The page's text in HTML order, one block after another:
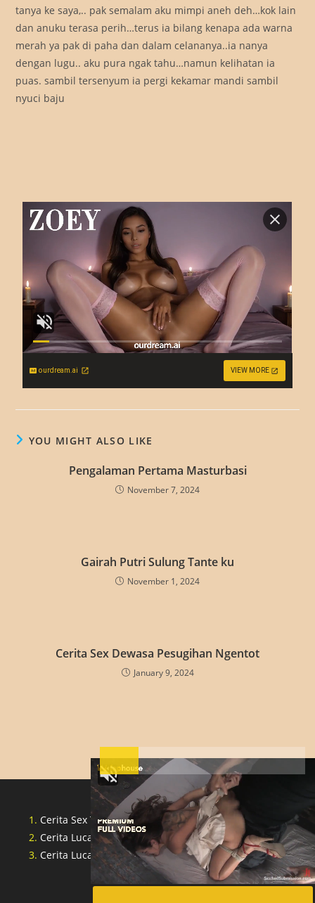
tanya ke saya,.. pak semalam aku mimpi aneh deh…kok lain
dan anuku terasa perih…terus ia bilang kenapa ada warna
merah ya pak di paha dan dalam celananya..ia nanya
dengan lugu.. aku pura ngak tahu…namun kelihatan ia
puas. sambil tersenyum ia pergi kekamar mandi sambil
nyuci baju
ourdream.ai VIEW MORE
YOU MIGHT ALSO LIKE
Pengalaman Pertama Masturbasi
November 7, 2024
Gairah Putri Sulung Tante ku
November 1, 2024
Cerita Sex Dewasa Pesugihan Ngentot
January 9, 2024
Cerita Sex Tante Indonesia
Cerita Lucah Singapore
Cerita Lucah Indonesia